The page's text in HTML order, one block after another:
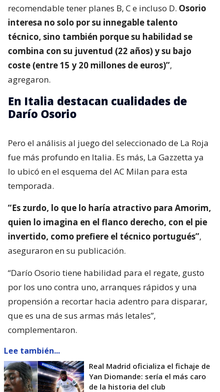
recomendable tener planes B, C e incluso D. Osorio
interesa no solo por su innegable talento
técnico, sino también porque su habilidad se
combina con su juventud (22 años) y su bajo
coste (entre 15 y 20 millones de euros)”,
agregaron.
En Italia destacan cualidades de
Darío Osorio
Pero el análisis al juego del seleccionado de La Roja
fue más profundo en Italia. Es más, La Gazzetta ya
lo ubicó en el esquema del AC Milan para esta
temporada.
“Es zurdo, lo que lo haría atractivo para Amorim,
quien lo imagina en el flanco derecho, con el pie
invertido, como prefiere el técnico portugués”,
aseguraron en su publicación.
“Darío Osorio tiene habilidad para el regate, gusto
por los uno contra uno, arranques rápidos y una
propensión a recortar hacia adentro para disparar,
que es una de sus armas más letales”,
complementaron.
Lee también...
Real Madrid oficializa el fichaje de
Yan Diomande: sería el más caro
de la historia del club